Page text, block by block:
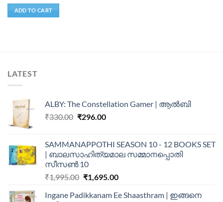
ADD TO CART
LATEST
ALBY: The Constellation Gamer | ആൽബി
₹330.00 ₹296.00
SAMMANAPPOTHI SEASON 10 - 12 BOOKS SET
| ബാലസാഹിത്യമാല സമ്മാനപ്പൊതി
സീസൺ 10
₹1,995.00 ₹1,695.00
Ingane Padikkanam Ee Shaasthram | ഇങ്ങനെ